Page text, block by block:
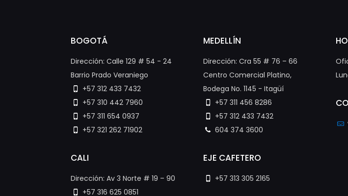
BOGOTÁ
Dirección: Calle 129 # 54 - 24
Barrio Prado Veraniego
+57 312 433 7432
+57 310 442 7960
+57 311 654 0937
+57 321 262 71902
CALI
Dirección: Av 3 Norte # 19 – 90
+57 316 625 0851
MEDELLÍN
Dirección: Cra 55 # 76 – 66
Centro Comercial Platino,
Bodega No. 1145 - Itagüí
+57 311 456 8286
+57 312 433 7432
604 374 3600
EJE CAFETERO
+57 313 305 2165